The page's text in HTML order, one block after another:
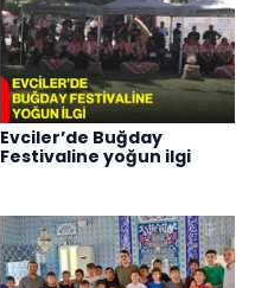
Evciler’de Buğday
Festivaline yoğun ilgi